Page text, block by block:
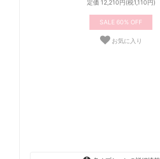
定価 12,210円(税1,110円)
60%
お気に入り